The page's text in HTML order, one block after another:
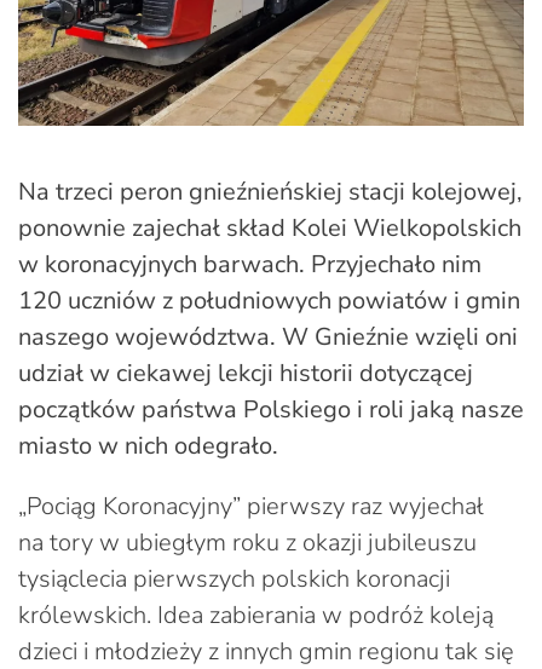
Na trzeci peron gnieźnieńskiej stacji kolejowej,
ponownie zajechał skład Kolei Wielkopolskich
w koronacyjnych barwach. Przyjechało nim
120 uczniów z południowych powiatów i gmin
naszego województwa. W Gnieźnie wzięli oni
udział w ciekawej lekcji historii dotyczącej
początków państwa Polskiego i roli jaką nasze
miasto w nich odegrało.
„Pociąg Koronacyjny” pierwszy raz wyjechał
na tory w ubiegłym roku z okazji jubileuszu
tysiąclecia pierwszych polskich koronacji
królewskich. Idea zabierania w podróż koleją
dzieci i młodzieży z innych gmin regionu tak się